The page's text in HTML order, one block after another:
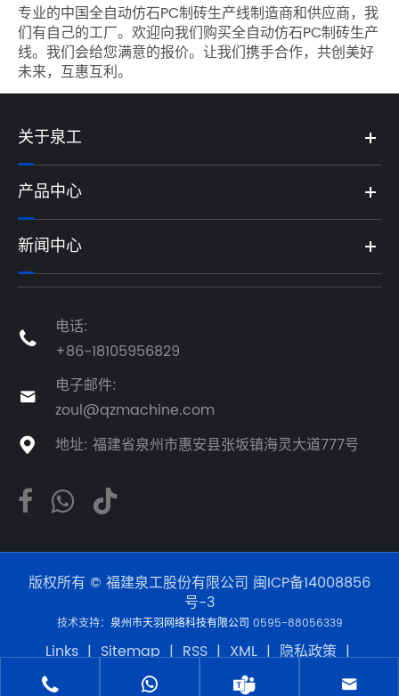
专业的中国全自动仿石PC制砖生产线制造商和供应商，我
们有自己的工厂。欢迎向我们购买全自动仿石PC制砖生产
线。我们会给您满意的报价。让我们携手合作，共创美好
未来，互惠互利。
关于泉工
产品中心
新闻中心

电话:
+86-18105956829

电子邮件:
zoul@qzmachine.com
 地址: 福建省泉州市惠安县张坂镇海灵大道777号
版权所有 © 福建泉工股份有限公司 闽ICP备14008856
号-3
技术支持： 泉州市天羽网络科技有限公司 0595-88056339
Links | Sitemap | RSS | XML | 隐私政策 |
   